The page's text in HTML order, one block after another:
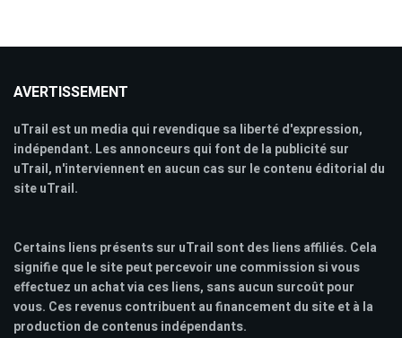
AVERTISSEMENT
uTrail est un media qui revendique sa liberté d'expression,
indépendant. Les annonceurs qui font de la publicité sur
uTrail, n'interviennent en aucun cas sur le contenu éditorial du
site uTrail.
Certains liens présents sur uTrail sont des liens affiliés. Cela
signifie que le site peut percevoir une commission si vous
effectuez un achat via ces liens, sans aucun surcoût pour
vous. Ces revenus contribuent au financement du site et à la
production de contenus indépendants.